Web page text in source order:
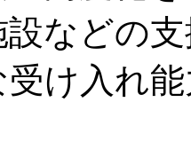
などの
受け入れ